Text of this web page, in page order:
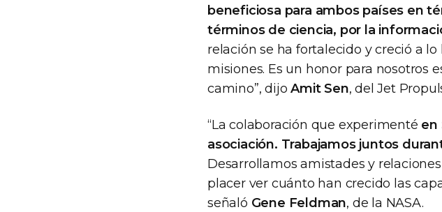
beneficiosa para ambos países en
términos de ciencia, por la
relación se ha fortalecido y creció a
misiones. Es un honor para nosotros
camino”, dijoAmit Sen, del Jet
“La colaboración que experimenté en
asociación. Trabajamos juntos
Desarrollamos amistades y
placer ver cuánto han crecido las
señaló Gene Feldman, de la NASA.